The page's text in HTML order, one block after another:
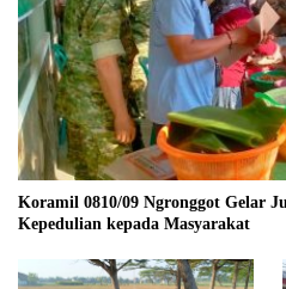
Koramil 0810/09 Ngronggot Gelar
Kepedulian kepada Masyarakat